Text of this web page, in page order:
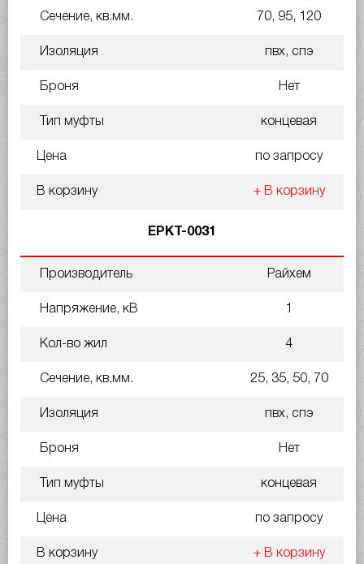
Сечение, кв.мм. 70, 95, 120
Изоляция пвх, спэ
Броня Нет
Тип муфты концевая
Цена по запросу
В корзину + В корзину
EPKT-0031
Производитель Райхем
Напряжение, кВ 1
Кол-во жил 4
Сечение, кв.мм. 25, 35, 50, 70
Изоляция пвх, спэ
Броня Нет
Тип муфты концевая
Цена по запросу
В корзину + В корзину